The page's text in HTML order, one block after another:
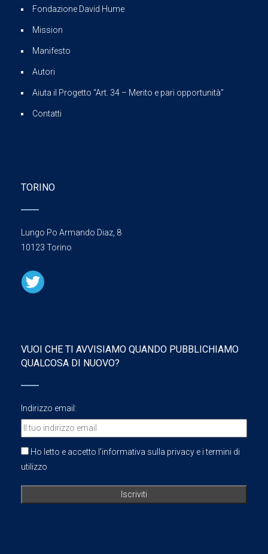
Fondazione David Hume
Mission
Manifesto
Autori
Aiuta il Progetto “Art. 34 – Merito e pari opportunità”
Contatti
TORINO
Lungo Po Armando Diaz, 8
10123 Torino
VUOI CHE TI AVVISIAMO QUANDO PUBBLICHIAMO
QUALCOSA DI NUOVO?
Indirizzo email:
Ho letto e accetto l'informativa sulla privacy e i termini di
utilizzo